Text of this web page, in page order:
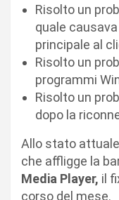
Risolto un
quale
principale al
Risolto un
programmi
Risolto un
dopo la
Allo stato
che affligge la
Media Player, il
corso del mese.